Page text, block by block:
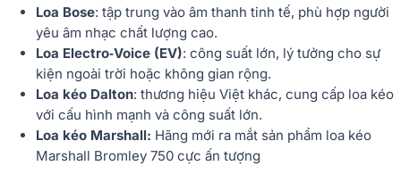
Loa Bose: tập trung vào âm thanh tinh tế, phù hợp người
yêu âm nhạc chất lượng cao.
Loa Electro‑Voice (EV): công suất lớn, lý tưởng cho sự
kiện ngoài trời hoặc không gian rộng.
Loa kéo Dalton: thương hiệu Việt khác, cung cấp loa kéo
với cấu hình mạnh và công suất lớn.
Loa kéo Marshall: Hãng mới ra mắt sản phẩm loa kéo
Marshall Bromley 750 cực ấn tượng